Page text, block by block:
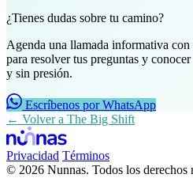
¿Tienes dudas sobre tu camino?
Agenda una llamada informativa
para resolver tus preguntas y
y sin presión.
Escríbenos por WhatsApp
← Volver a The Big Shift
Privacidad Términos
© 2026 Nunnas. Todos los derechos